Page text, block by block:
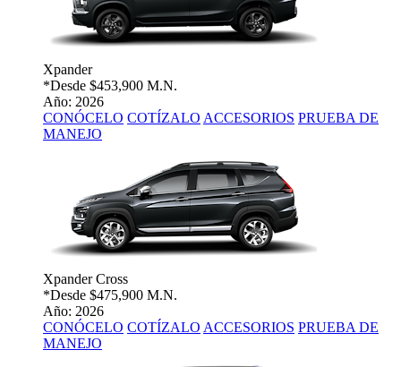
Xpander
*Desde $453,900 M.N.
Año: 2026
CONÓCELO COTÍZALO ACCESORIOS PRUEBA DE
MANEJO
Xpander Cross
*Desde $475,900 M.N.
Año: 2026
CONÓCELO COTÍZALO ACCESORIOS PRUEBA DE
MANEJO